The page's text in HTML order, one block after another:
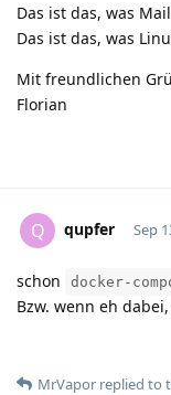
Das ist das, was
Das ist das, was
Mit freundlichen
Florian
Q qupfer Sep
schon docker-
Bzw. wenn eh
MrVapor replied to